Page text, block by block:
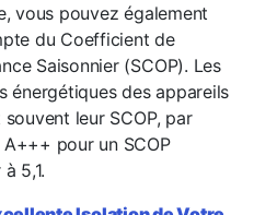
vous pouvez également
du Coefficient de
Saisonnier (SCOP). Les
énergétiques des appareils
leur SCOP, par
pour un SCOP
5,1.